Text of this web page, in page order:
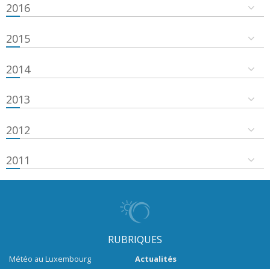
2016
2015
2014
2013
2012
2011
RUBRIQUES
Météo au Luxembourg
Actualités